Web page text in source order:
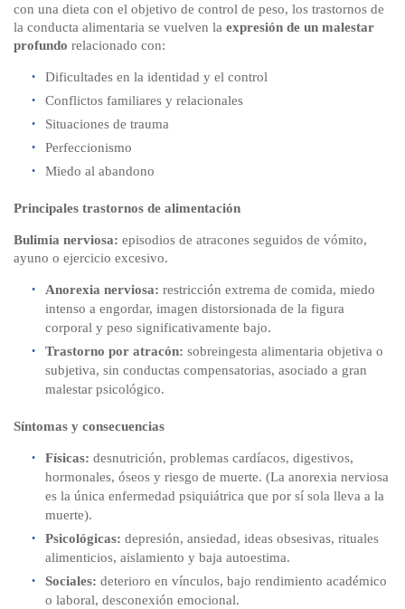
con una dieta con el objetivo de control de peso, los trastornos de
la conducta alimentaria se vuelven la expresión de un malestar
profundo relacionado con:
Dificultades en la identidad y el control
Conflictos familiares y relacionales
Situaciones de trauma
Perfeccionismo
Miedo al abandono
Principales trastornos de alimentación
Bulimia nerviosa: episodios de atracones seguidos de vómito,
ayuno o ejercicio excesivo.
Anorexia nerviosa: restricción extrema de comida, miedo
intenso a engordar, imagen distorsionada de la figura
corporal y peso significativamente bajo.
Trastorno por atracón: sobreingesta alimentaria objetiva o
subjetiva, sin conductas compensatorias, asociado a gran
malestar psicológico.
Síntomas y consecuencias
Físicas: desnutrición, problemas cardíacos, digestivos,
hormonales, óseos y riesgo de muerte. (La anorexia nerviosa
es la única enfermedad psiquiátrica que por sí sola lleva a la
muerte).
Psicológicas: depresión, ansiedad, ideas obsesivas, rituales
alimenticios, aislamiento y baja autoestima.
Sociales: deterioro en vínculos, bajo rendimiento académico
o laboral, desconexión emocional.